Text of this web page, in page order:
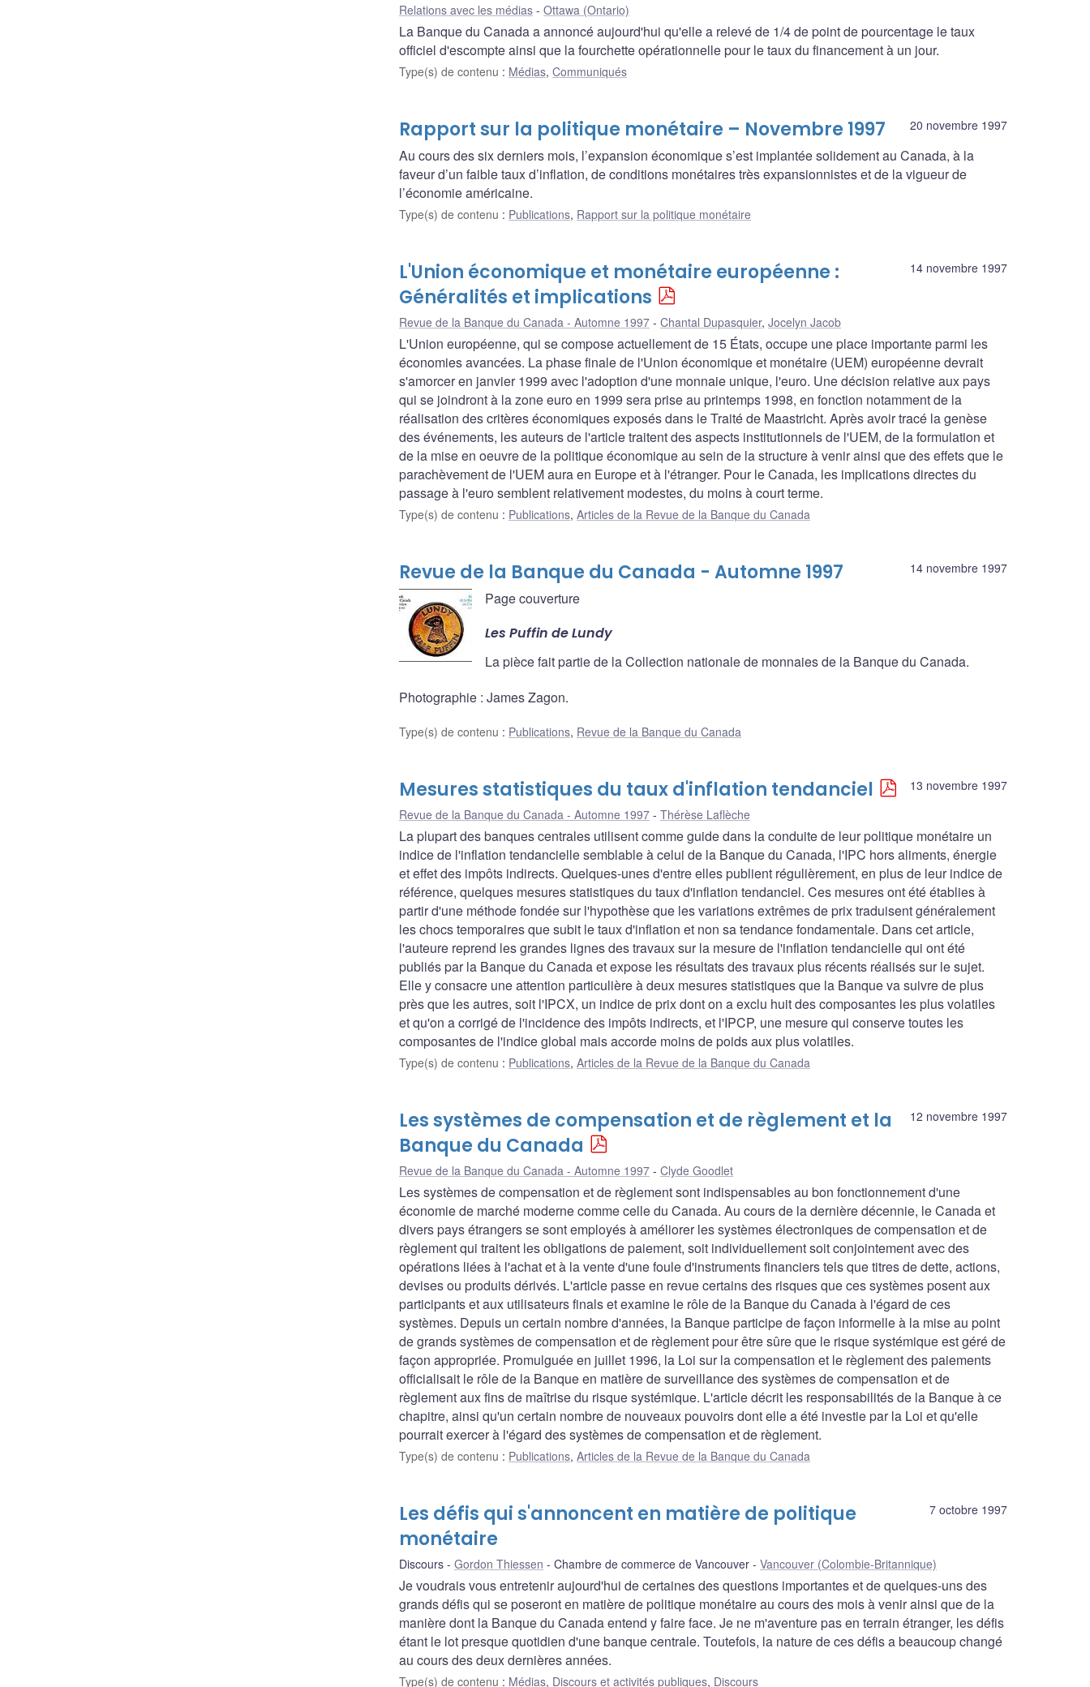
Relations avec les médias Ottawa (Ontario)
La Banque du Canada a annoncé aujourd'hui qu'elle a relevé de 1/4 de point de pourcentage le taux
officiel d'escompte ainsi que la fourchette opérationnelle pour le taux du financement à un jour.
Type(s) de contenu : Médias, Communiqués
20 novembre 1997
Rapport sur la politique monétaire – Novembre 1997
Au cours des six derniers mois, l’expansion économique s’est implantée solidement au Canada, à la
faveur d’un faible taux d’inflation, de conditions monétaires très expansionnistes et de la vigueur de
l’économie américaine.
Type(s) de contenu : Publications, Rapport sur la politique monétaire
14 novembre 1997
L'Union économique et monétaire européenne :
Généralités et implications
Revue de la Banque du Canada - Automne 1997 Chantal Dupasquier, Jocelyn Jacob
L'Union européenne, qui se compose actuellement de 15 États, occupe une place importante parmi les
économies avancées. La phase finale de l'Union économique et monétaire (UEM) européenne devrait
s'amorcer en janvier 1999 avec l'adoption d'une monnaie unique, l'euro. Une décision relative aux pays
qui se joindront à la zone euro en 1999 sera prise au printemps 1998, en fonction notamment de la
réalisation des critères économiques exposés dans le Traité de Maastricht. Après avoir tracé la genèse
des événements, les auteurs de l'article traitent des aspects institutionnels de l'UEM, de la formulation et
de la mise en oeuvre de la politique économique au sein de la structure à venir ainsi que des effets que le
parachèvement de l'UEM aura en Europe et à l'étranger. Pour le Canada, les implications directes du
passage à l'euro semblent relativement modestes, du moins à court terme.
Type(s) de contenu : Publications, Articles de la Revue de la Banque du Canada
14 novembre 1997
Revue de la Banque du Canada - Automne 1997
Page couverture
Les Puffin de Lundy
La pièce fait partie de la Collection nationale de monnaies de la Banque du Canada.
Photographie : James Zagon.
Type(s) de contenu : Publications, Revue de la Banque du Canada
13 novembre 1997
Mesures statistiques du taux d'inflation tendanciel
Revue de la Banque du Canada - Automne 1997 Thérèse Laflèche
La plupart des banques centrales utilisent comme guide dans la conduite de leur politique monétaire un
indice de l'inflation tendancielle semblable à celui de la Banque du Canada, l'IPC hors aliments, énergie
et effet des impôts indirects. Quelques-unes d'entre elles publient régulièrement, en plus de leur indice de
référence, quelques mesures statistiques du taux d'inflation tendanciel. Ces mesures ont été établies à
partir d'une méthode fondée sur l'hypothèse que les variations extrêmes de prix traduisent généralement
les chocs temporaires que subit le taux d'inflation et non sa tendance fondamentale. Dans cet article,
l'auteure reprend les grandes lignes des travaux sur la mesure de l'inflation tendancielle qui ont été
publiés par la Banque du Canada et expose les résultats des travaux plus récents réalisés sur le sujet.
Elle y consacre une attention particulière à deux mesures statistiques que la Banque va suivre de plus
près que les autres, soit l'IPCX, un indice de prix dont on a exclu huit des composantes les plus volatiles
et qu'on a corrigé de l'incidence des impôts indirects, et l'IPCP, une mesure qui conserve toutes les
composantes de l'indice global mais accorde moins de poids aux plus volatiles.
Type(s) de contenu : Publications, Articles de la Revue de la Banque du Canada
12 novembre 1997
Les systèmes de compensation et de règlement et la
Banque du Canada
Revue de la Banque du Canada - Automne 1997 Clyde Goodlet
Les systèmes de compensation et de règlement sont indispensables au bon fonctionnement d'une
économie de marché moderne comme celle du Canada. Au cours de la dernière décennie, le Canada et
divers pays étrangers se sont employés à améliorer les systèmes électroniques de compensation et de
règlement qui traitent les obligations de paiement, soit individuellement soit conjointement avec des
opérations liées à l'achat et à la vente d'une foule d'instruments financiers tels que titres de dette, actions,
devises ou produits dérivés. L'article passe en revue certains des risques que ces systèmes posent aux
participants et aux utilisateurs finals et examine le rôle de la Banque du Canada à l'égard de ces
systèmes. Depuis un certain nombre d'années, la Banque participe de façon informelle à la mise au point
de grands systèmes de compensation et de règlement pour être sûre que le risque systémique est géré de
façon appropriée. Promulguée en juillet 1996, la Loi sur la compensation et le règlement des paiements
officialisait le rôle de la Banque en matière de surveillance des systèmes de compensation et de
règlement aux fins de maîtrise du risque systémique. L'article décrit les responsabilités de la Banque à ce
chapitre, ainsi qu'un certain nombre de nouveaux pouvoirs dont elle a été investie par la Loi et qu'elle
pourrait exercer à l'égard des systèmes de compensation et de règlement.
Type(s) de contenu : Publications, Articles de la Revue de la Banque du Canada
7 octobre 1997
Les défis qui s'annoncent en matière de politique
monétaire
Discours Gordon Thiessen Chambre de commerce de Vancouver Vancouver (Colombie-Britannique)
Je voudrais vous entretenir aujourd'hui de certaines des questions importantes et de quelques-uns des
grands défis qui se poseront en matière de politique monétaire au cours des mois à venir ainsi que de la
manière dont la Banque du Canada entend y faire face. Je ne m'aventure pas en terrain étranger, les défis
étant le lot presque quotidien d'une banque centrale. Toutefois, la nature de ces défis a beaucoup changé
au cours des deux dernières années.
Type(s) de contenu : Médias, Discours et activités publiques, Discours